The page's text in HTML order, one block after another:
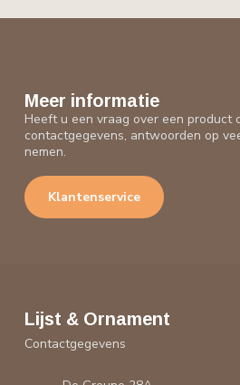
Meer informatie
Heeft u een vraag over een product
contactgegevens, antwoorden op
nemen.
Klantenservice
Lijst & Ornament
Contactgegevens